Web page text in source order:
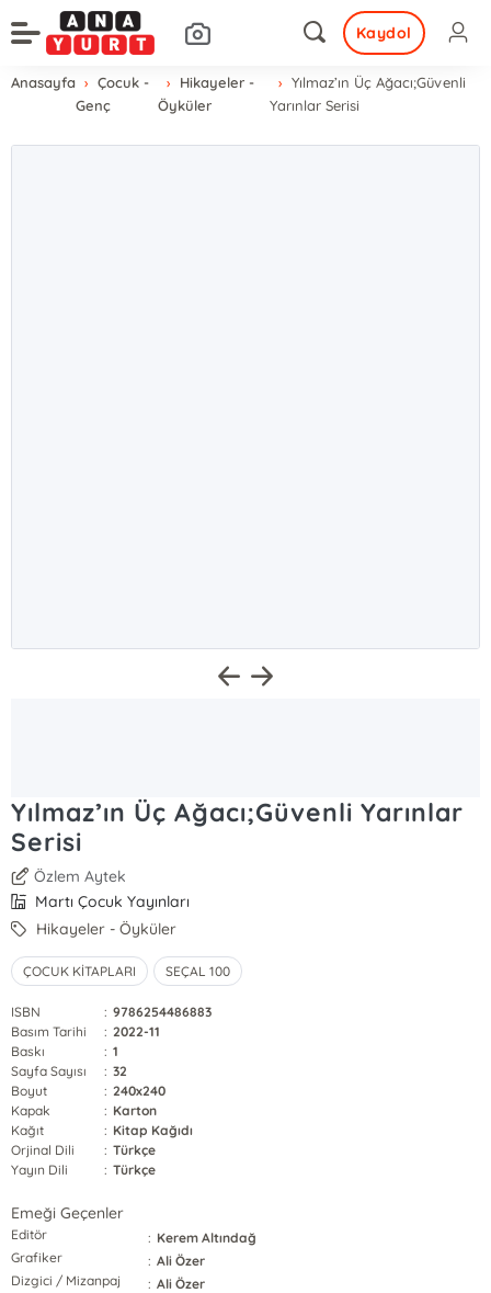
Kaydol
Anasayfa
Çocuk -
Genç
Hikayeler -
Öyküler
Yılmaz’ın Üç Ağacı;Güvenli
Yarınlar Serisi
Yılmaz’ın Üç Ağacı;Güvenli Yarınlar
Serisi
Özlem Aytek
Martı Çocuk Yayınları
Hikayeler - Öyküler
ÇOCUK KİTAPLARI SEÇAL 100
ISBN : 9786254486883
Basım Tarihi
: 2022-11
Baskı
: 1
Sayfa Sayısı
: 32
Boyut
: 240x240
Kapak
: Karton
Kağıt
: Kitap Kağıdı
Orjinal Dili
: Türkçe
Yayın Dili
: Türkçe
Emeği Geçenler
Editör : Kerem Altındağ
Grafiker
: Ali Özer
Dizgici / Mizanpaj
: Ali Özer